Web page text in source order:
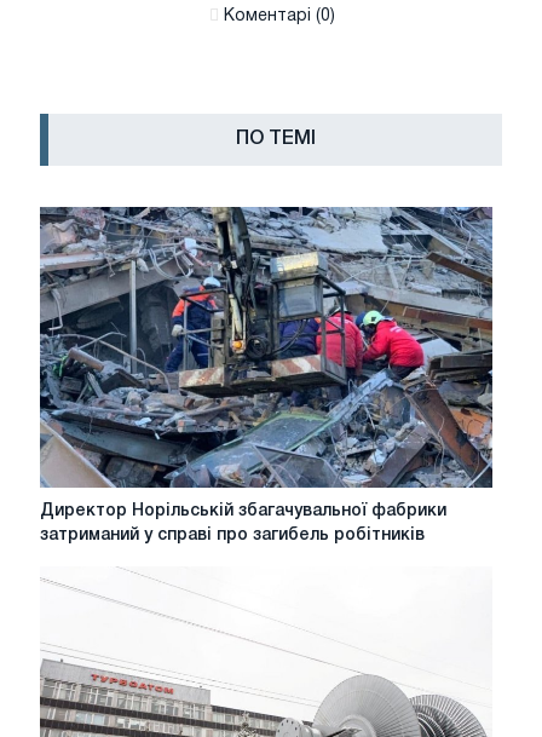
Коментарі (0)
ПО ТЕМІ
Директор
Норільській
фабрики
затриманий
справі
про
загибель
робітників
Директор Норільській збагачувальної фабрики
затриманий у справі про загибель робітників